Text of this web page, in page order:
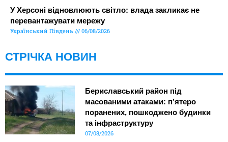
У Херсоні відновлюють світло: влада закликає не
перевантажувати мережу
Український Південь 06/08/2026
СТРІЧКА НОВИН
Бериславський район під
масованими атаками: п’ятеро
поранених, пошкоджено будинки
та інфраструктуру
07/08/2026